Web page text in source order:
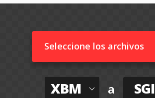
Seleccione los archivos
XBM a SGI